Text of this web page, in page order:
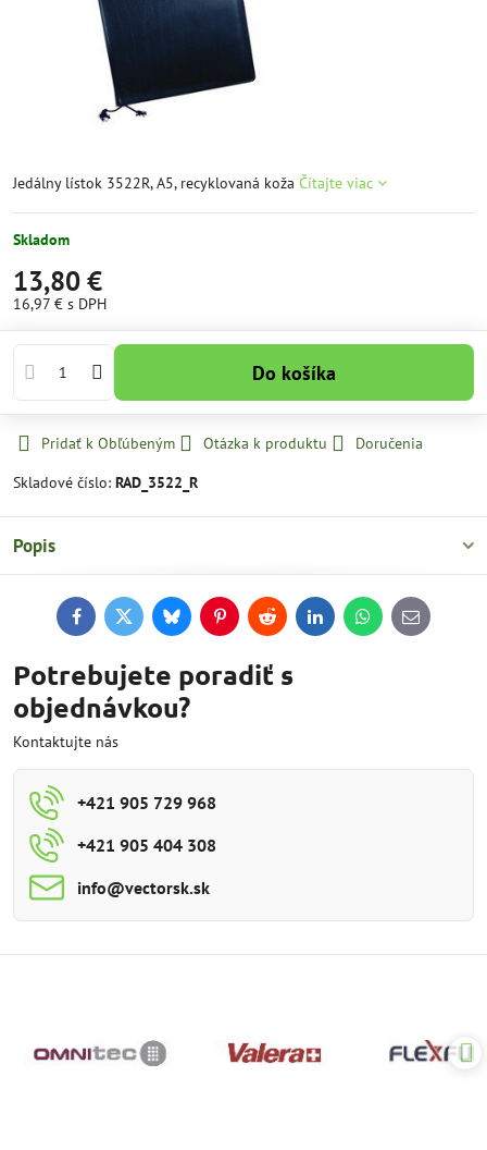
Jedálny lístok 3522R, A5, recyklovaná koža Čítajte viac
Skladom
13,80 €
16,97 € s DPH
Do košíka
Pridať k Obľúbeným Otázka k produktu
Doručenia
Skladové číslo: RAD_3522_R
Popis
FacebookTwitterBlueskyPinterestReddit LinkedInWhatsApp
E-
mail
Potrebujete poradiť s
objednávkou?
Kontaktujte nás
+421 905 729 968
+421 905 404 308
info​@vectorsk​.sk